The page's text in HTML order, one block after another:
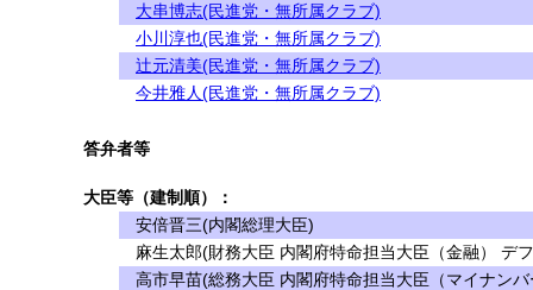
大串博志(民進党・無所属クラブ)
小川淳也(民進党・無所属クラブ)
辻元清美(民進党・無所属クラブ)
今井雅人(民進党・無所属クラブ)
答弁者等
大臣等（建制順）：
安倍晋三(内閣総理大臣)
麻生太郎(財務大臣 内閣府特命担当大臣（金融） デ
高市早苗(総務大臣 内閣府特命担当大臣（マイナン